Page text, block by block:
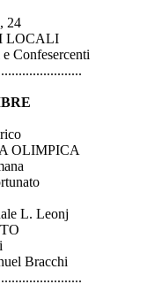
24
LOCALI
Confesercenti
...............
OLIMPICA
L. Leonj
Bracchi
...............